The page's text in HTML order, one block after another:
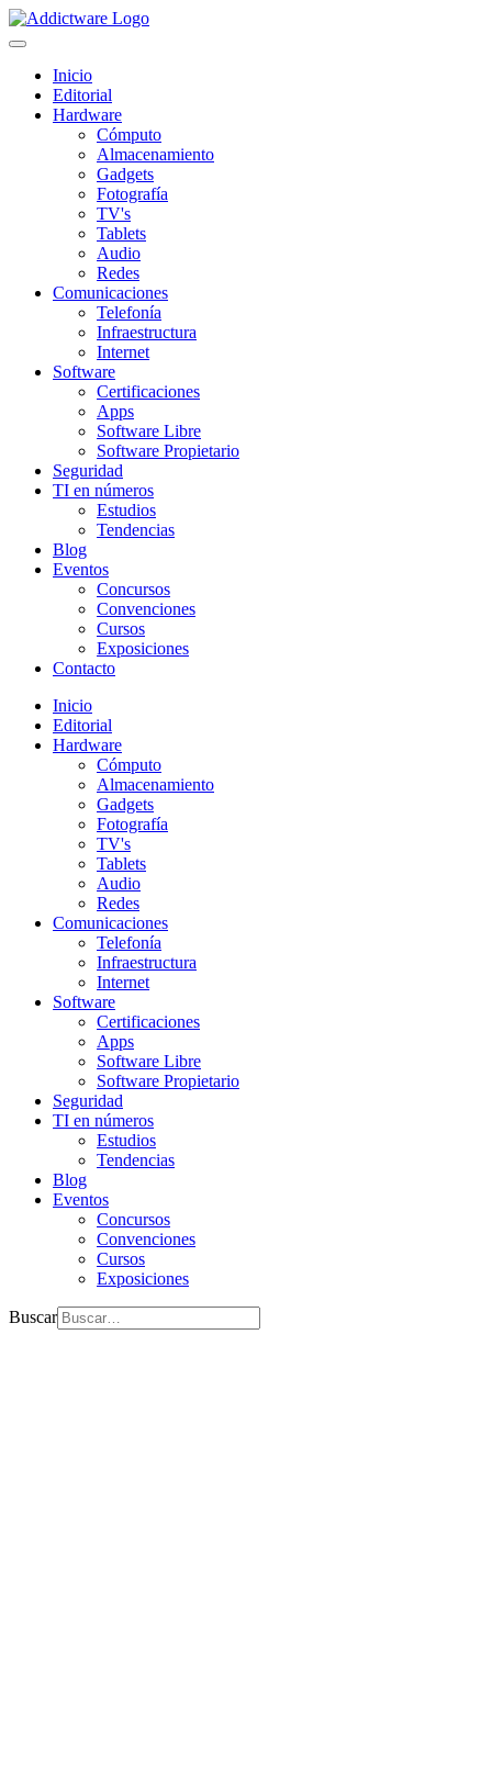
Inicio
Editorial
Hardware
Cómputo
Almacenamiento
Gadgets
Fotografía
TV's
Tablets
Audio
Redes
Comunicaciones
Telefonía
Infraestructura
Internet
Software
Certificaciones
Apps
Software Libre
Software Propietario
Seguridad
TI en números
Estudios
Tendencias
Blog
Eventos
Concursos
Convenciones
Cursos
Exposiciones
Contacto
Inicio
Editorial
Hardware
Cómputo
Almacenamiento
Gadgets
Fotografía
TV's
Tablets
Audio
Redes
Comunicaciones
Telefonía
Infraestructura
Internet
Software
Certificaciones
Apps
Software Libre
Software Propietario
Seguridad
TI en números
Estudios
Tendencias
Blog
Eventos
Concursos
Convenciones
Cursos
Exposiciones
Buscar